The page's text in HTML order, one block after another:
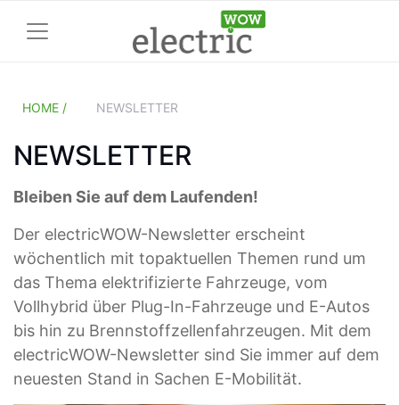
HOME / NEWSLETTER
NEWSLETTER
Bleiben Sie auf dem Laufenden!
Der electricWOW-Newsletter erscheint
wöchentlich mit topaktuellen Themen rund um
das Thema elektrifizierte Fahrzeuge, vom
Vollhybrid über Plug-In-Fahrzeuge und E-Autos
bis hin zu Brennstoffzellenfahrzeugen. Mit dem
electricWOW-Newsletter sind Sie immer auf dem
neuesten Stand in Sachen E-Mobilität.